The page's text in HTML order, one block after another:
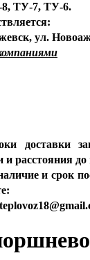
8, ТУ-7, ТУ-6.
ул.
доставки
и расстояния до
и срок